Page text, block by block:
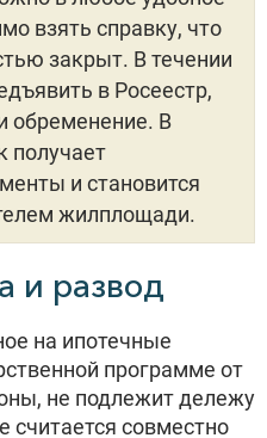
взять справку, что
закрыт. В течении
в Росеестр,
обременение. В
получает
и становится
жилплощади.
и развод
на ипотечные
программе от
не подлежит дележу
считается совместно